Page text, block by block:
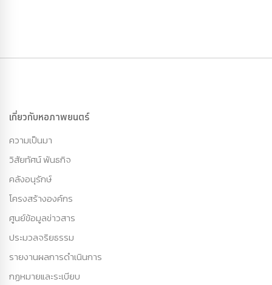
เกี่ยวกับหอภาพยนตร์
ความเป็นมา
วิสัยทัศน์ พันธกิจ
คลังอนุรักษ์
โครงสร้างองค์กร
ศูนย์ข้อมูลข่าวสาร
ประมวลจริยธรรม
รายงานผลการดำเนินการ
กฏหมายและระเบียบ